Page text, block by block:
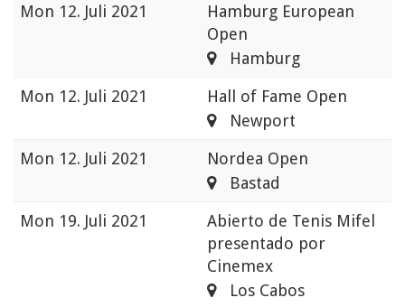
Mon 12. Juli 2021
Hamburg European
Open
Hamburg
Mon 12. Juli 2021
Hall of Fame Open
Newport
Mon 12. Juli 2021
Nordea Open
Bastad
Mon 19. Juli 2021
Abierto de Tenis Mifel
presentado por
Cinemex
Los Cabos